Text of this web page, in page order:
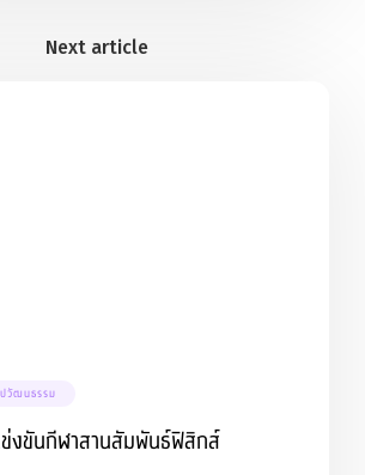
วัฒนธรรม
ข่งขันกีฬาสานสัมพันธ์ฟิสิกส์